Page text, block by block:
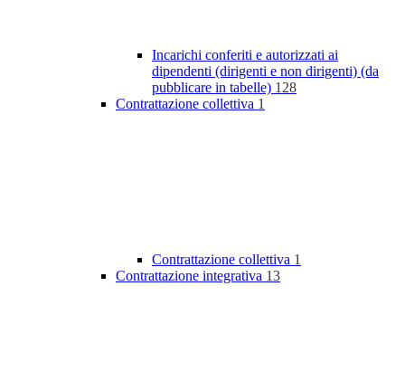
Incarichi conferiti e autorizzati ai
dipendenti (dirigenti e non dirigenti) (da
pubblicare in tabelle) 128
Contrattazione collettiva 1
Contrattazione collettiva 1
Contrattazione integrativa 13